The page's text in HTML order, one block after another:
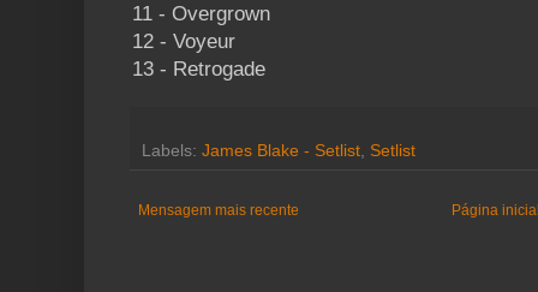
11 - Overgrown
12 - Voyeur
13 - Retrogade
Labels: James Blake - Setlist, Setlist
Mensagem mais recente Página